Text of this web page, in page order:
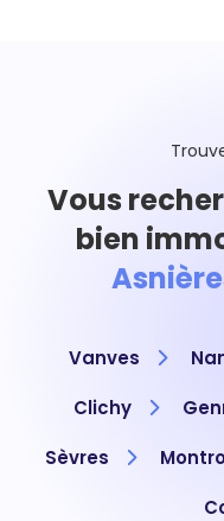
Vous
bien
Vanves
Clichy
Sèvres